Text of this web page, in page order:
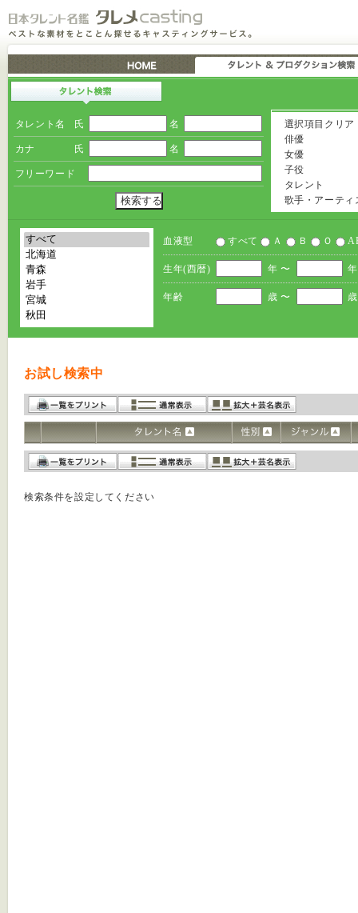
タレント名 氏 名
カナ 氏 名
フリーワード
選択項目クリア
俳優
女優
子役
タレント
歌手・アーティ
血液型 すべて Ａ Ｂ Ｏ
生年(西暦) 年 〜
年齢 歳 〜 歳
お試し検索中
検索条件を設定してください